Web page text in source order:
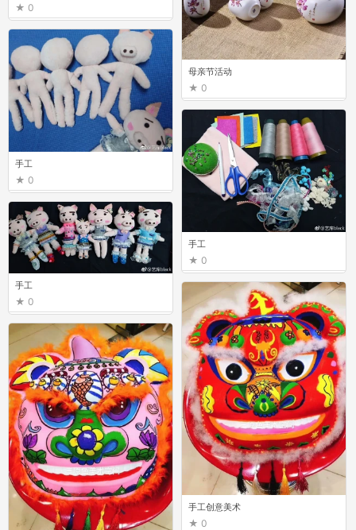
0
手工
0
手工
0
手工创意美术
0
母亲节活动
0
手工
0